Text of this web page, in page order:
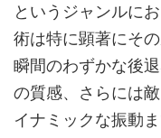
というジャンルに
術は特に顕著にそ
瞬間のわずかな後
の質感、さらには
イナミックな振動